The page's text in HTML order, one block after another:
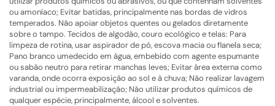
ou amoníaco; Evitar batidas, principalmente nas bordas de vidros
temperados. Não apoiar objetos quentes ou gelados diretamente
sobre o tampo. Tecidos de algodão, couro ecológico e telas: Para
limpeza de rotina, usar aspirador de pó, escova macia ou flanela seca;
Pano branco umedecido em água, embebido com agente espumante
ou sabão neutro para retirar manchas leves; Evitar área externa como
varanda, onde ocorra exposição ao sol e à chuva; Não realizar lavagem
industrial ou impermeabilização; Não utilizar produtos químicos de
qualquer espécie, principalmente, álcool e solventes.